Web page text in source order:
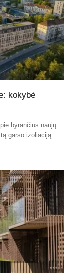
kokybė
byrančius naujų
garso izoliaciją